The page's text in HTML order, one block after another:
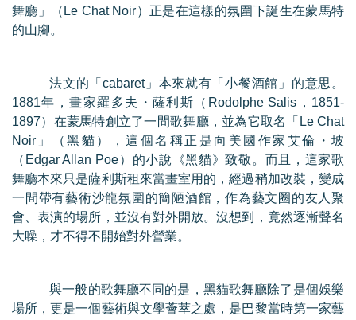
舞廳」（ Le Chat Noir）正是在這樣的氛圍下誕生在蒙馬特
的山腳。
法文的「cabaret」本來就有「小餐酒館」的意思。
1881年，畫家羅多夫・薩利斯（ Rodolphe Salis ， 1851-
1897）在蒙馬特創立了一間歌舞廳，並為它取名「 Le Chat
Noir 」（黑貓），這個名稱正是向美國作家艾倫・坡
（ Edgar Allan Poe）的小說《黑貓》致敬。而且，這家歌
舞廳本來只是薩利斯租來當畫室用的，經過稍加改裝，變成
一間帶有藝術沙龍氛圍的簡陋酒館，作為藝文圈的友人聚
會、表演的場所，並沒有對外開放。沒想到，竟然逐漸聲名
大噪，才不得不開始對外營業。
與一般的歌舞廳不同的是，黑貓歌舞廳除了是個娛樂
場所，更是一個藝術與文學薈萃之處，是巴黎當時第一家藝